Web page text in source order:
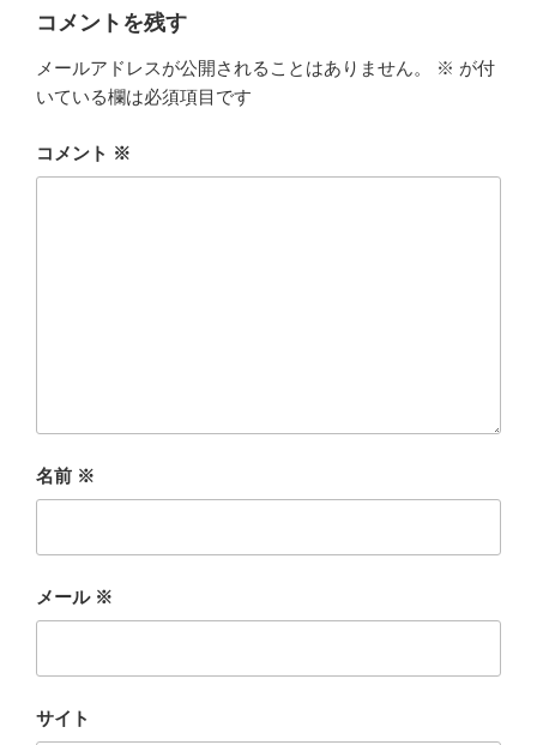
コメントを残す
メールアドレスが公開されることはありません。 ※ が付
いている欄は必須項目です
コメント ※
名前 ※
メール ※
サイト